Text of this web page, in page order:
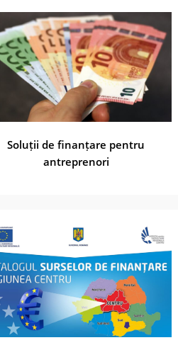
Soluții de finanțare pentru
antreprenori